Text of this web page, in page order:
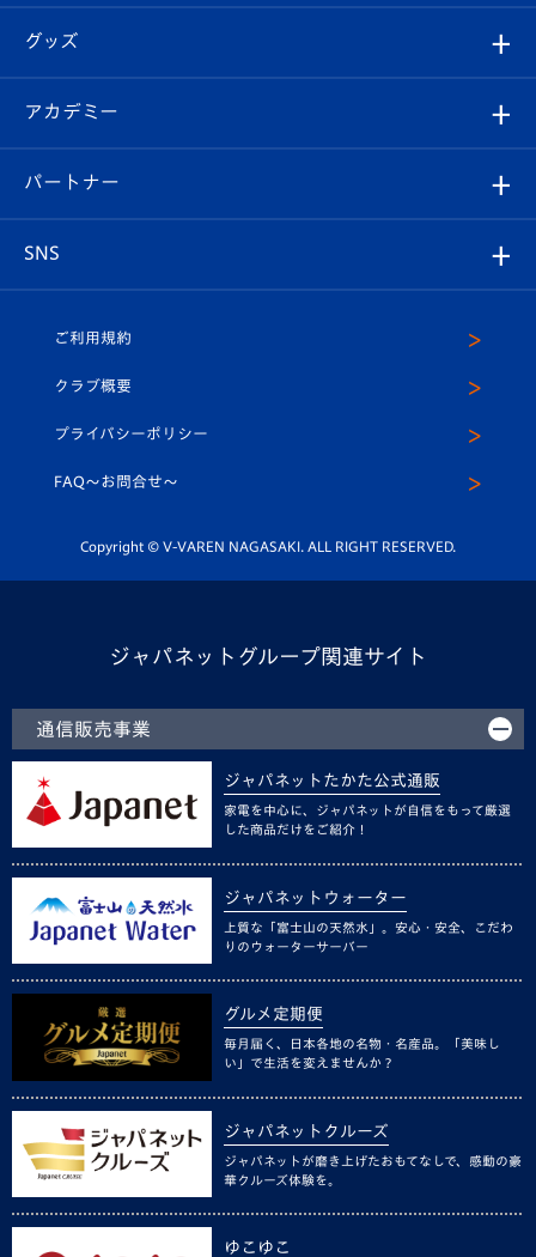
チケット
イベント
メディア
ホームタウン
スタッフプロフィール
マスコット紹介
平和祈念活動
ホームタウン活動
はじめての観戦ガイド
Revive Team
ヴィヴィくんの長崎おもてなしガイド
フォトギャラリー
スタジアムグルメ
チケット
V-LOVERS（ファンクラブ）
プレイヤーズスイート
グッズ
オンラインショップ
店舗情報
アカデミー
育成からのお知らせ
U-18
スクール
パートナー
SNS
ヴィヴィくんインスタグラム
公式LINE＠
ご利用規約
クラブ概要
プライバシーポリシー
FAQ〜お問合せ〜
Copyright © V-VAREN NAGASAKI. ALL RIGHT RESERVED.
ジャパネットグループ関連サイト
通信販売事業
ジャパネットたかた公式通販
家電を中心に、ジャパネットが自信をもって厳選
した商品だけをご紹介！
ジャパネットウォーター
上質な「富士山の天然水」。安心・安全、こだわ
りのウォーターサーバー
グルメ定期便
毎月届く、日本各地の名物・名産品。「美味し
い」で生活を変えませんか？
ジャパネットクルーズ
ジャパネットが磨き上げたおもてなしで、感動の豪
華クルーズ体験を。
ゆこゆこ